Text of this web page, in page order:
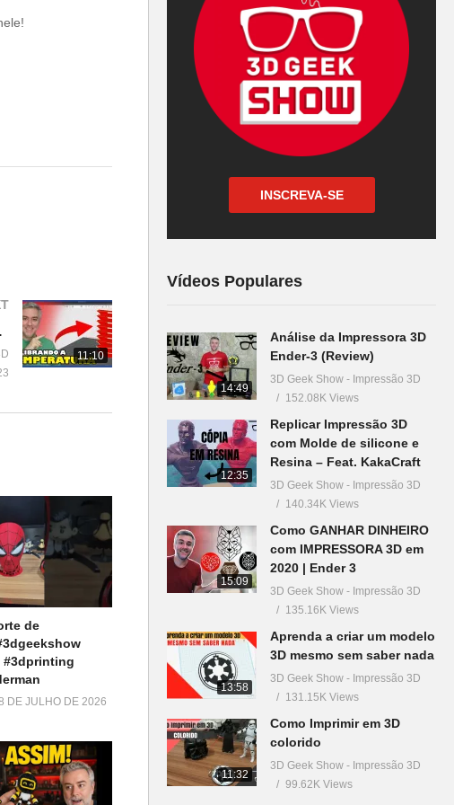
#PrusaSlicer
11:10
Slicer!
de
#3dprinting
DE JULHO DE 2026
INSCREVA-SE
Vídeos Populares
14:49
Análise da Impressora 3D
Ender-3 (Review)
3D Geek Show - Impressão 3D
152.08K Views
12:35
Replicar Impressão 3D
com Molde de silicone e
Resina – Feat. KakaCraft
3D Geek Show - Impressão 3D
140.34K Views
15:09
Como GANHAR DINHEIRO
com IMPRESSORA 3D em
2020 | Ender 3
3D Geek Show - Impressão 3D
135.16K Views
13:58
Aprenda a criar um modelo
3D mesmo sem saber nada
3D Geek Show - Impressão 3D
131.15K Views
11:32
Como Imprimir em 3D
colorido
3D Geek Show - Impressão 3D
99.62K Views